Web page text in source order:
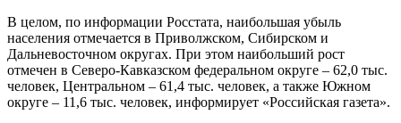
В целом, по информации Росстата, наибольшая убыль
населения отмечается в Приволжском, Сибирском и
Дальневосточном округах. При этом наибольший рост
отмечен в Северо-Кавказском федеральном округе – 62,0 тыс.
человек, Центральном – 61,4 тыс. человек, а также Южном
округе – 11,6 тыс. человек, информирует «Российская газета».